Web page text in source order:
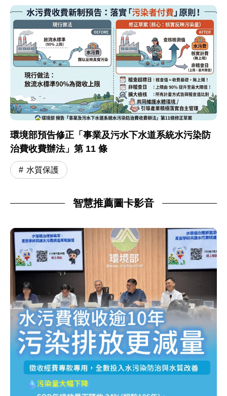
環境部預告修正「事業及污水下水道系統水污染防
治費收費辦法」第 11 條
水質保護
智慧推薦圖卡影音